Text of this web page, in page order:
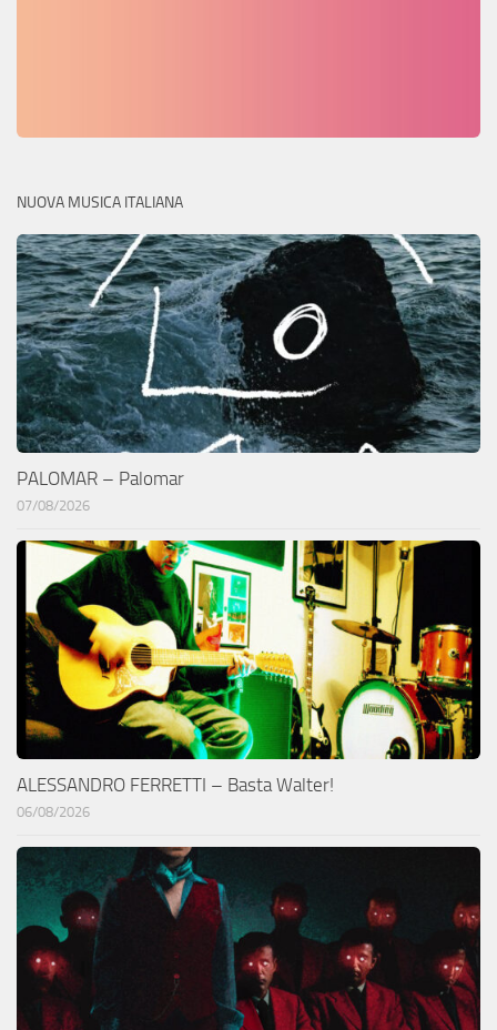
NUOVA MUSICA ITALIANA
PALOMAR – Palomar
07/08/2026
ALESSANDRO FERRETTI – Basta Walter!
06/08/2026